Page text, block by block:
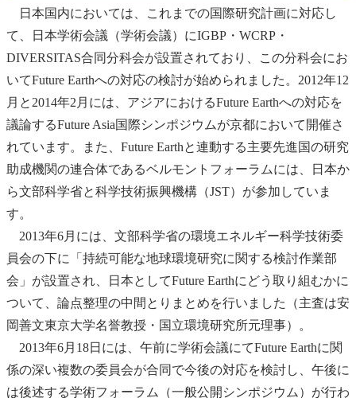
日本国内においては、これまでの国際研究計画に対応し
て、日本学術会議（学術会議）にIGBP・WCRP・
DIVERSITAS合同分科会が設置されており、この分科会にお
いてFuture Earthへの対応の検討が始められました。2012年12
月と2014年2月には、アジアにおけるFuture Earthへの対応を
議論するFuture Asia国際シンポジウムが京都において開催さ
れています。また、Future Earthと連動する主要先進国の研究
助成機関の連合体であるベルモントフォーラムには、日本か
ら文部科学省と科学技術振興機構（JST）が参加していま
す。
2013年6月には、文部科学省の環境エネルギー科学技術委
員会の下に「持続可能な地球環境研究に関する検討作業部
会」が設置され、日本としてFuture Earthにどう取り組むかに
ついて、論点整理の中間とりまとめを行いました（主査は安
岡善文東京大学名誉教授・国立環境研究所元理事）。
2013年6月18日には、午前に学術会議にてFuture Earthに関
係の深い複数の委員会が合同で今後の対応を検討し、午後に
は後述する学術フォーラム（一般公開シンポジウム）が行わ